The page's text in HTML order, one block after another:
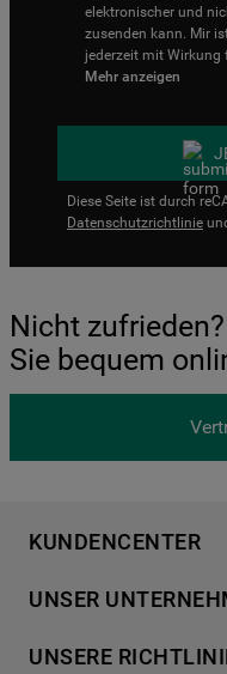
elektronischer und
zusenden kann. Mir
jederzeit mit Wirkung
Mehr anzeigen
Diese Seite ist durch
Datenschutzrichtlinie
Nicht
Sie bequem
KUNDENCENTER
Händlersuche
Häufige Fragen
UNSER
Für Händler
UNSERE